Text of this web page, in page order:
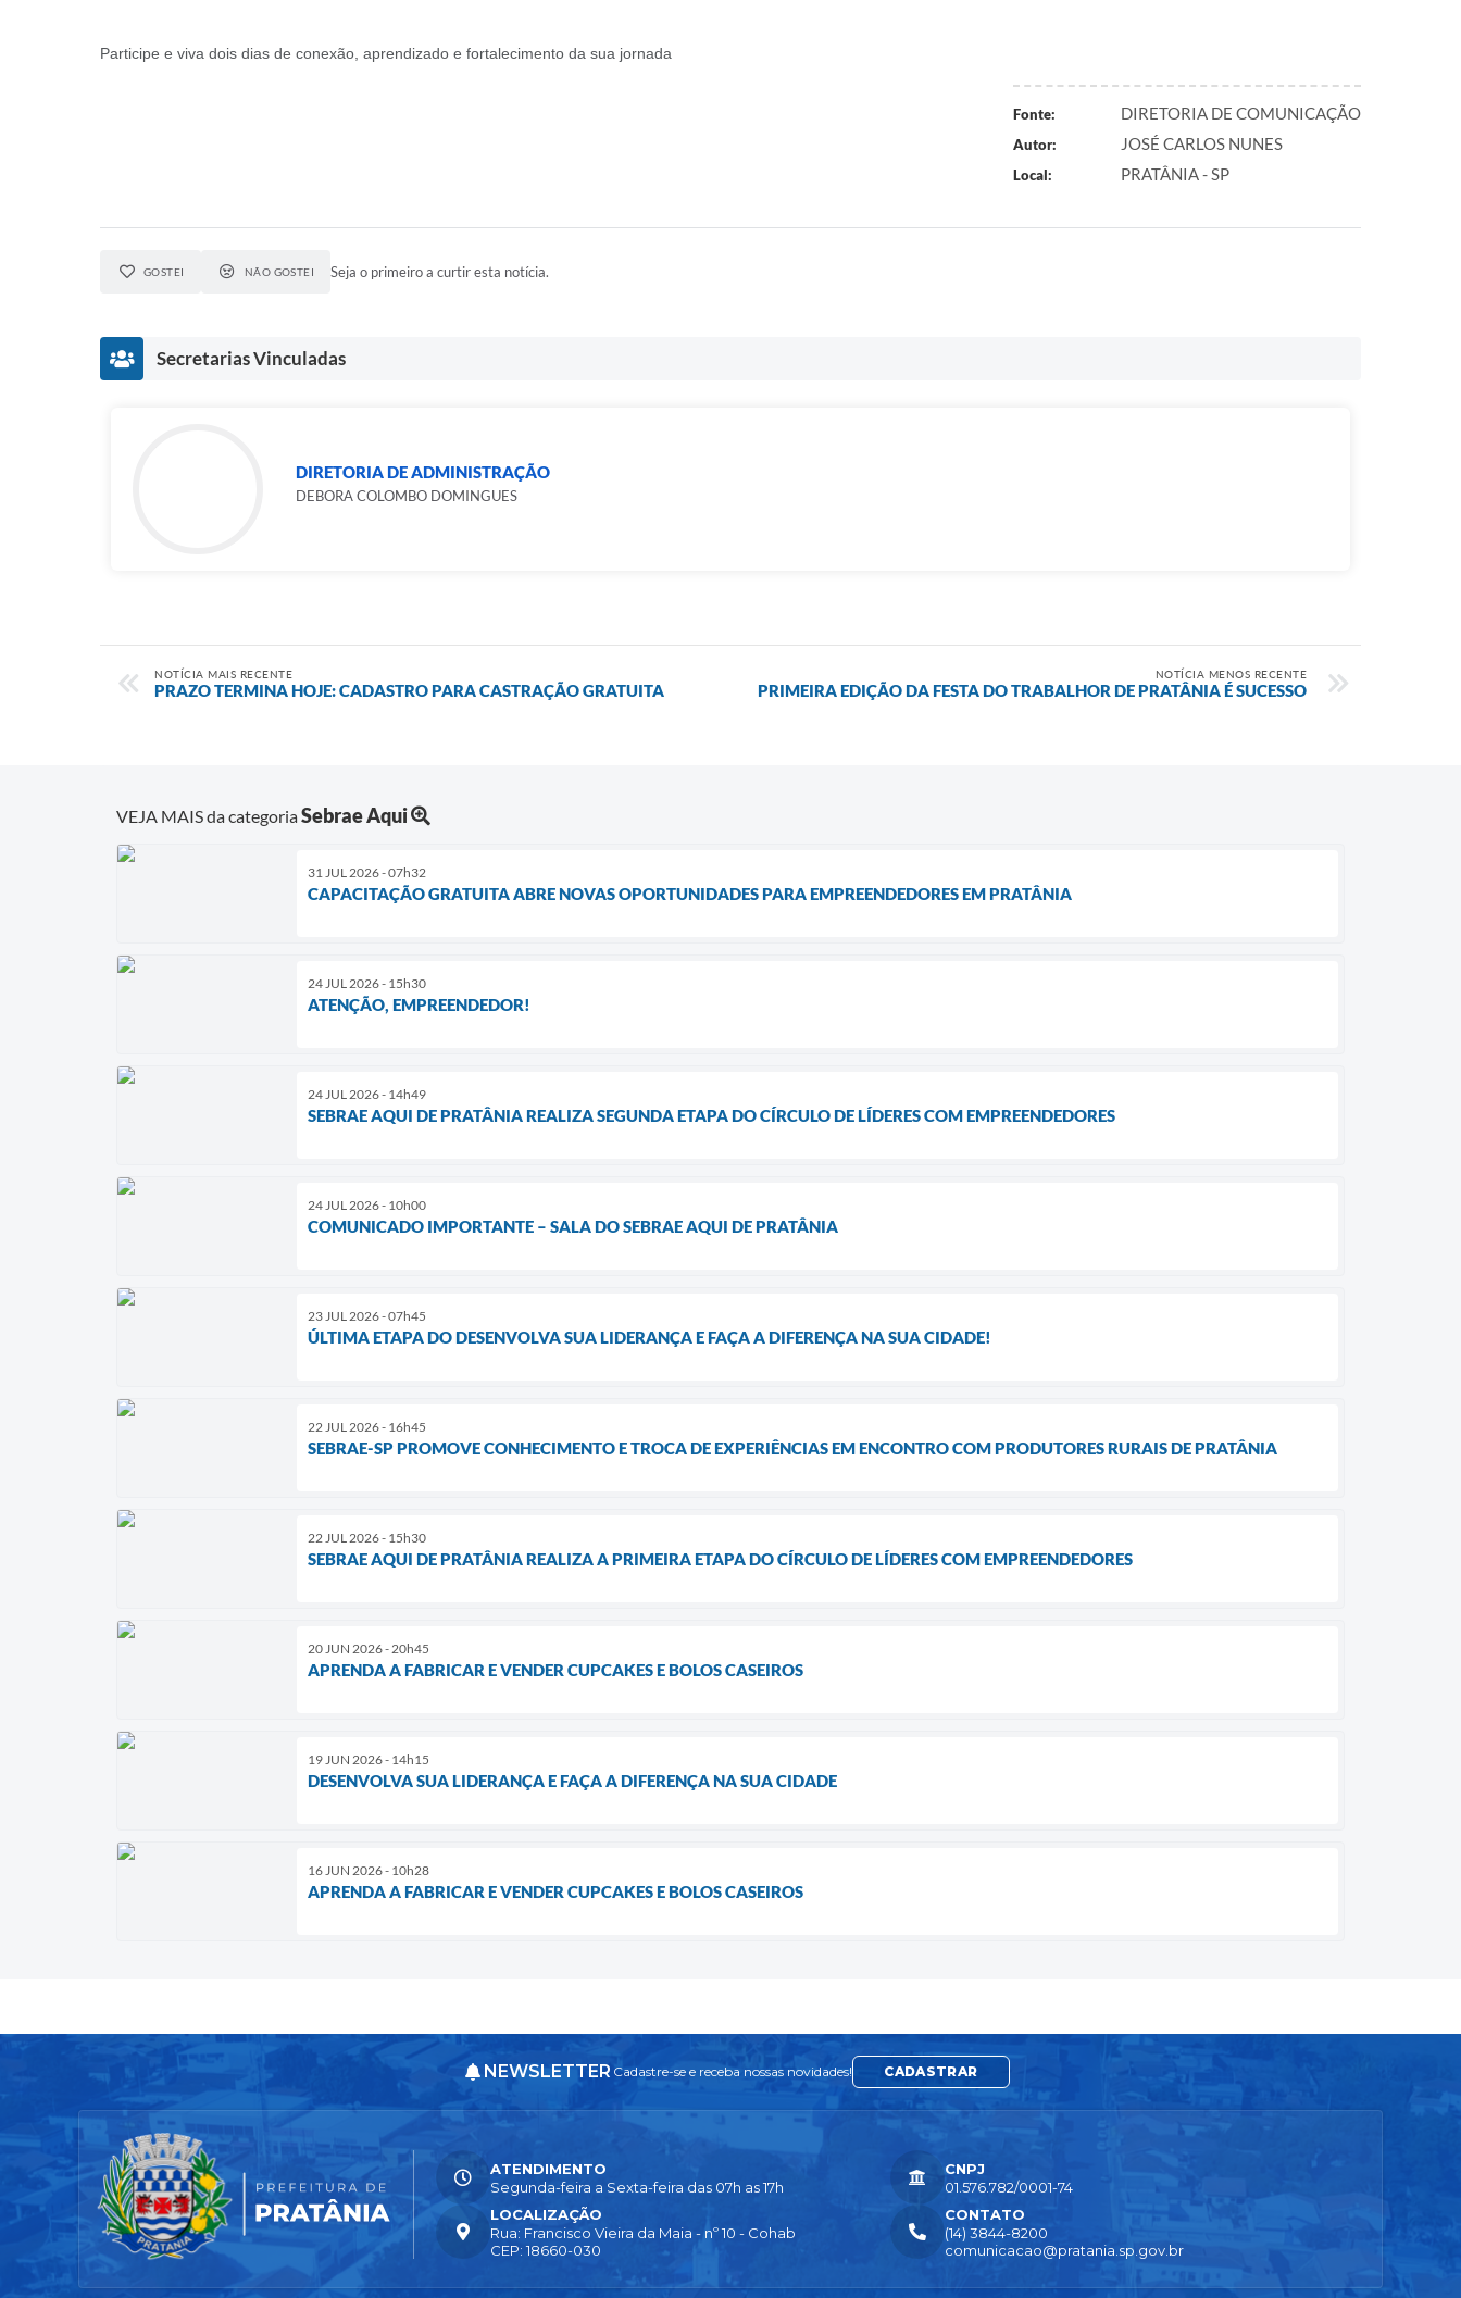
Participe e viva dois dias de conexão, aprendizado e fortalecimento da sua jornada
Fonte: DIRETORIA DE COMUNICAÇÃO
Autor: JOSÉ CARLOS NUNES
Local: PRATÂNIA - SP
GOSTEI NÃO GOSTEI Seja o primeiro a curtir esta notícia.
Secretarias Vinculadas
DIRETORIA DE ADMINISTRAÇÃO
DEBORA COLOMBO DOMINGUES
NOTÍCIA MAIS RECENTE
PRAZO TERMINA HOJE: CADASTRO PARA CASTRAÇÃO GRATUITA
NOTÍCIA MENOS RECENTE
PRIMEIRA EDIÇÃO DA FESTA DO TRABALHOR DE PRATÂNIA É SUCESSO
VEJA MAIS da categoriaSebrae Aqui
31 JUL 2026 - 07h32
CAPACITAÇÃO GRATUITA ABRE NOVAS OPORTUNIDADES PARA EMPREENDEDORES EM PRATÂNIA
24 JUL 2026 - 15h30
ATENÇÃO, EMPREENDEDOR!
24 JUL 2026 - 14h49
SEBRAE AQUI DE PRATÂNIA REALIZA SEGUNDA ETAPA DO CÍRCULO DE LÍDERES COM EMPREENDEDORES
24 JUL 2026 - 10h00
COMUNICADO IMPORTANTE – SALA DO SEBRAE AQUI DE PRATÂNIA
23 JUL 2026 - 07h45
ÚLTIMA ETAPA DO DESENVOLVA SUA LIDERANÇA E FAÇA A DIFERENÇA NA SUA CIDADE!
22 JUL 2026 - 16h45
SEBRAE-SP PROMOVE CONHECIMENTO E TROCA DE EXPERIÊNCIAS EM ENCONTRO COM PRODUTORES RURAIS DE PRATÂNIA
22 JUL 2026 - 15h30
SEBRAE AQUI DE PRATÂNIA REALIZA A PRIMEIRA ETAPA DO CÍRCULO DE LÍDERES COM EMPREENDEDORES
20 JUN 2026 - 20h45
APRENDA A FABRICAR E VENDER CUPCAKES E BOLOS CASEIROS
19 JUN 2026 - 14h15
DESENVOLVA SUA LIDERANÇA E FAÇA A DIFERENÇA NA SUA CIDADE
16 JUN 2026 - 10h28
APRENDA A FABRICAR E VENDER CUPCAKES E BOLOS CASEIROS
NEWSLETTER Cadastre-se e receba nossas novidades! CADASTRAR
LOCALIZAÇÃO
Rua: Francisco Vieira da Maia - nº 10 - Cohab
CEP: 18660-030
CONTATO
(14) 3844-8200
comunicacao@pratania.sp.gov.br
ATENDIMENTO
Segunda-feira a Sexta-feira das 07h as 17h
CNPJ
01.576.782/0001-74